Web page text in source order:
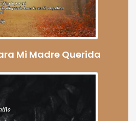
Mi Madre Querida